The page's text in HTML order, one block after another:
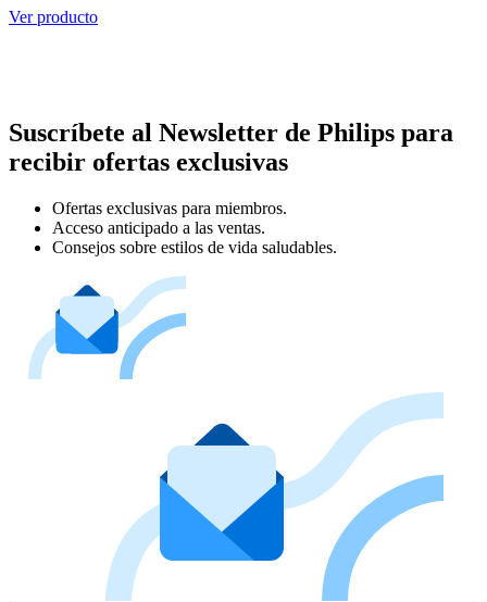
Ver producto
Suscríbete al Newsletter de Philips para
recibir ofertas exclusivas
Ofertas exclusivas para miembros.
Acceso anticipado a las ventas.
Consejos sobre estilos de vida saludables.